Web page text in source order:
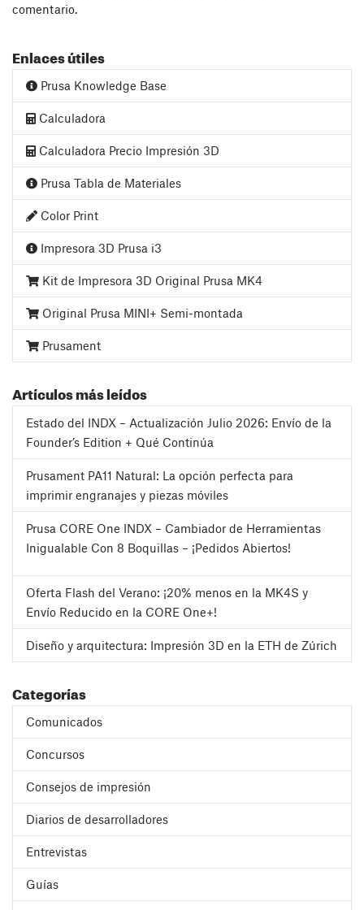
comentario.
Enlaces útiles
Prusa Knowledge Base
Calculadora
Calculadora Precio Impresión 3D
Prusa Tabla de Materiales
Color Print
Impresora 3D Prusa i3
Kit de Impresora 3D Original Prusa MK4
Original Prusa MINI+ Semi-montada
Prusament
Artículos más leídos
Estado del INDX – Actualización Julio 2026: Envío de la
Founder’s Edition + Qué Continúa
Prusament PA11 Natural: La opción perfecta para
imprimir engranajes y piezas móviles
Prusa CORE One INDX – Cambiador de Herramientas
Inigualable Con 8 Boquillas – ¡Pedidos Abiertos!
Oferta Flash del Verano: ¡20% menos en la MK4S y
Envío Reducido en la CORE One+!
Diseño y arquitectura: Impresión 3D en la ETH de Zúrich
Categorías
Comunicados
Concursos
Consejos de impresión
Diarios de desarrolladores
Entrevistas
Guías